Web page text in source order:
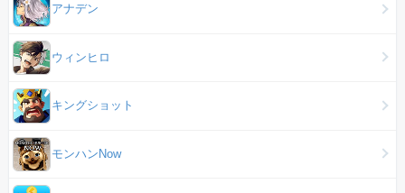
アナデン
ウィンヒロ
キングショット
モンハンNow